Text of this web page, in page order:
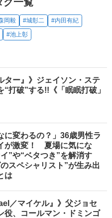
岡毅 #城彰二
#内田有紀
#池上彰
ター』》ジェイソン・ステ
“打破”する!!《「眠眠打破」
に変わるの？」36歳男性ラ
が激変！ 夏場に気にな
”や“ベタつき”を解消す
スペシャリスト”が生み出
は
／マイケル』》父ジョセ
役、コールマン・ドミンゴ